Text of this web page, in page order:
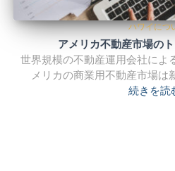
ハワイにつ
アメリカ不動産市場の
世界規模の不動産運用会社によ
メリカの商業用不動産市場は
続きを